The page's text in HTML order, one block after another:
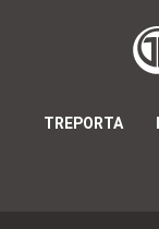
TREPORTA